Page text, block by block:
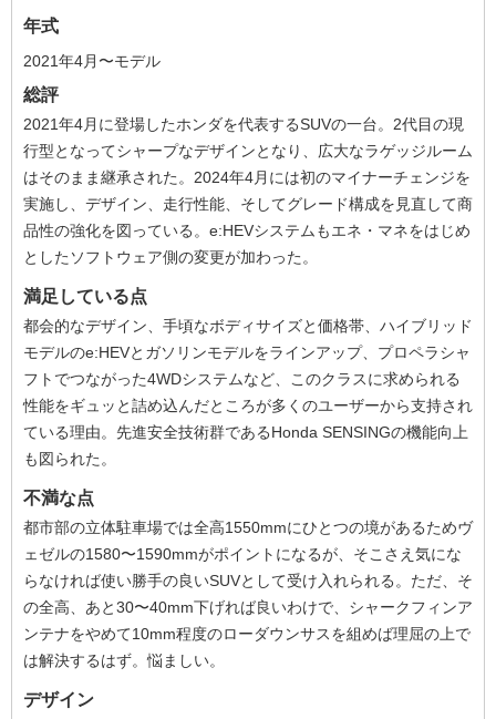
年式
2021年4月〜モデル
総評
2021年4月に登場したホンダを代表するSUVの一台。2代目の現
行型となってシャープなデザインとなり、広大なラゲッジルーム
はそのまま継承された。2024年4月には初のマイナーチェンジを
実施し、デザイン、走行性能、そしてグレード構成を見直して商
品性の強化を図っている。e:HEVシステムもエネ・マネをはじめ
としたソフトウェア側の変更が加わった。
満足している点
都会的なデザイン、手頃なボディサイズと価格帯、ハイブリッド
モデルのe:HEVとガソリンモデルをラインアップ、プロペラシャ
フトでつながった4WDシステムなど、このクラスに求められる
性能をギュッと詰め込んだところが多くのユーザーから支持され
ている理由。先進安全技術群であるHonda SENSINGの機能向上
も図られた。
不満な点
都市部の立体駐車場では全高1550mmにひとつの境があるためヴ
ェゼルの1580〜1590mmがポイントになるが、そこさえ気にな
らなければ使い勝手の良いSUVとして受け入れられる。ただ、そ
の全高、あと30〜40mm下げれば良いわけで、シャークフィンア
ンテナをやめて10mm程度のローダウンサスを組めば理屈の上で
は解決するはず。悩ましい。
デザイン